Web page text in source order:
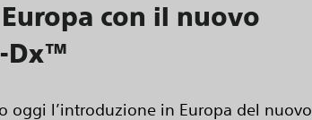
con il nuovo
Dx™
oggi l’introduzione in Europa del nuovo